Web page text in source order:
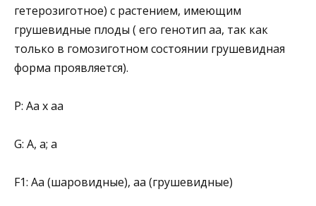
гетерозиготное) с растением, имеющим
грушевидные плоды ( его генотип аа, так как
только в гомозиготном состоянии грушевидная
форма проявляется).
Р: Аа х аа
G: А, а; а
F1: Аа (шаровидные), аа (грушевидные)